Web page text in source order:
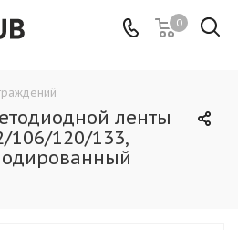
0
ленты
106/120/133,